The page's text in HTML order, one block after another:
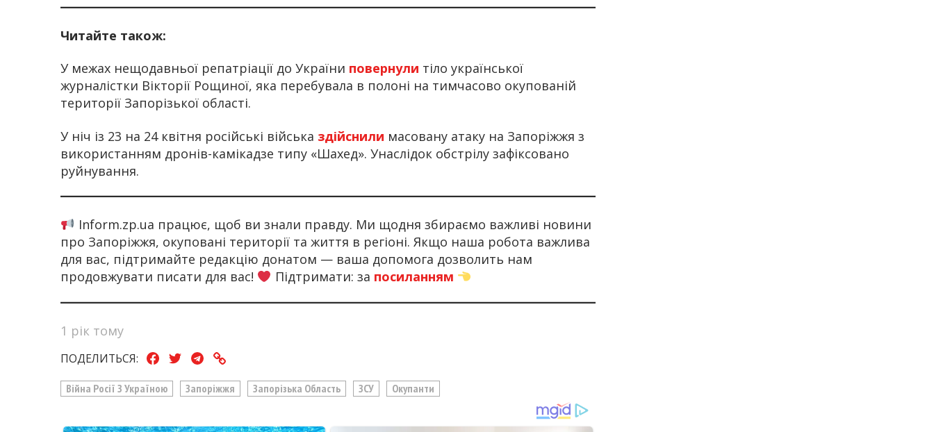
Читайте також:
У межах нещодавньої репатріації до України повернули тіло української
журналістки Вікторії Рощиної, яка перебувала в полоні на тимчасово окупованій
території Запорізької області.
У ніч із 23 на 24 квітня російські війська здійснили масовану атаку на Запоріжжя з
використанням дронів-камікадзе типу «Шахед». Унаслідок обстрілу зафіксовано
руйнування.
Inform.zp.ua працює, щоб ви знали правду. Ми щодня збираємо важливі новини
про Запоріжжя, окуповані території та життя в регіоні. Якщо наша робота важлива
для вас, підтримайте редакцію донатом — ваша допомога дозволить нам
продовжувати писати для вас!
Підтримати: за посиланням
1 рік тому
ПОДЕЛИТЬСЯ:
Війна Росії З Україною Запоріжжя Запорізька Область ЗСУ Окупанти